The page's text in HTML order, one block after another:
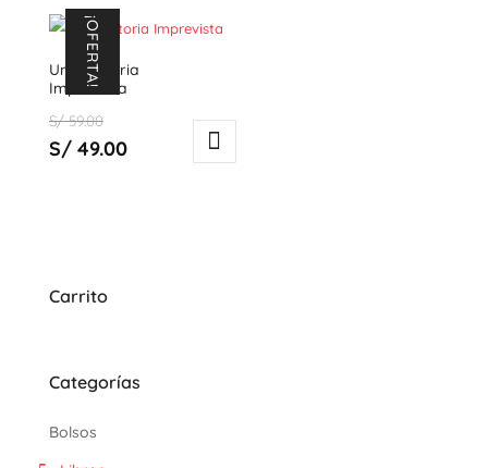
¡OFERTA!
Una Historia
Imprevista
S/59.00
precio
S/49.00El
Carrito
Categorías
Bolsos